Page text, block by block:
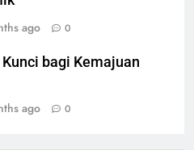
ago 0
bagi Kemajuan
ago 0